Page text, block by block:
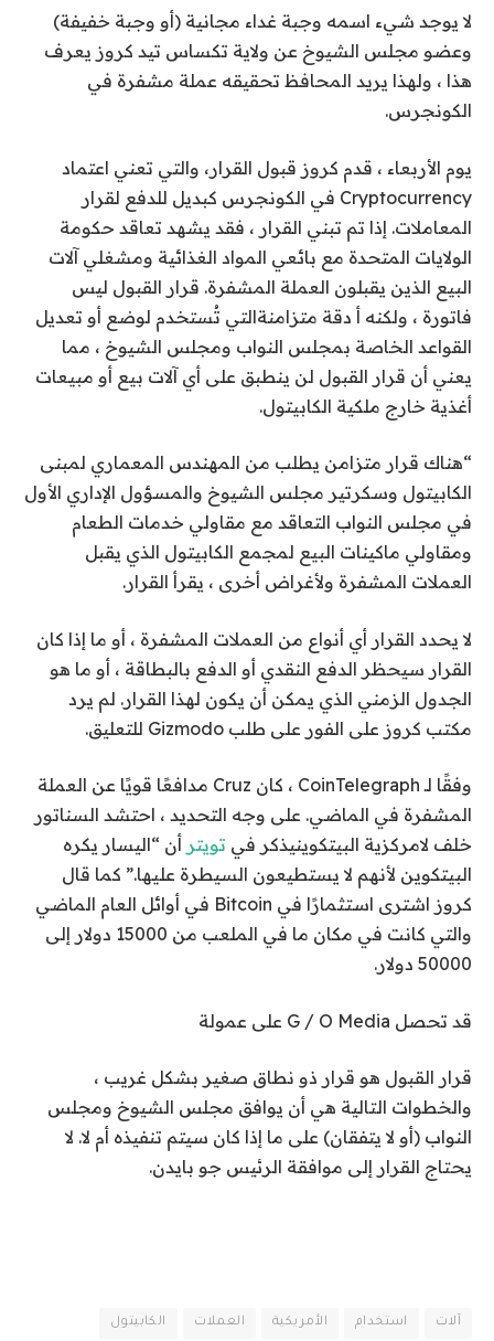
لا يوجد شيء اسمه وجبة غداء مجانية (أو وجبة خفيفة)
وعضو مجلس الشيوخ عن ولاية تكساس تيد كروز يعرف
هذا ، ولهذا يريد المحافظ تحقيقه عملة مشفرة في
الكونجرس.
يوم الأربعاء ، قدم كروز قبول القرار ، والتي تعني اعتماد
Cryptocurrency في الكونجرس كبديل للدفع لقرار
المعاملات. إذا تم تبني القرار ، فقد يشهد تعاقد حكومة
الولايات المتحدة مع بائعي المواد الغذائية ومشغلي آلات
البيع الذين يقبلون العملة المشفرة. قرار القبول ليس
فاتورة ، ولكنه أ دقة متزامنةالتي تُستخدم لوضع أو تعديل
القواعد الخاصة بمجلس النواب ومجلس الشيوخ ، مما
يعني أن قرار القبول لن ينطبق على أي آلات بيع أو مبيعات
أغذية خارج ملكية الكابيتول.
“هناك قرار متزامن يطلب من المهندس المعماري لمبنى
الكابيتول وسكرتير مجلس الشيوخ والمسؤول الإداري الأول
في مجلس النواب التعاقد مع مقاولي خدمات الطعام
ومقاولي ماكينات البيع لمجمع الكابيتول الذي يقبل
العملات المشفرة ولأغراض أخرى ، يقرأ القرار.
لا يحدد القرار أي أنواع من العملات المشفرة ، أو ما إذا كان
القرار سيحظر الدفع النقدي أو الدفع بالبطاقة ، أو ما هو
الجدول الزمني الذي يمكن أن يكون لهذا القرار. لم يرد
مكتب كروز على الفور على طلب Gizmodo للتعليق.
وفقًا لـ CoinTelegraph ، كان Cruz مدافعًا قويًا عن العملة
المشفرة في الماضي. على وجه التحديد ، احتشد السناتور
خلف لامركزية البيتكوينيذكر في تويتر أن “اليسار يكره
البيتكوين لأنهم لا يستطيعون السيطرة عليها.” كما قال
كروز اشترى استثمارًا
في Bitcoin في أوائل العام الماضي
والتي كانت في مكان ما في الملعب من 15000 دولار إلى
50000 دولار.
قد تحصل G / O Media على عمولة
قرار القبول هو قرار ذو نطاق صغير بشكل غريب ،
والخطوات التالية هي أن يوافق مجلس الشيوخ ومجلس
النواب (أو لا يتفقان) على ما إذا كان سيتم تنفيذه أم لا. لا
يحتاج القرار إلى موافقة الرئيس جو بايدن.
آلات استخدام الأمريكية العملات الكابيتول